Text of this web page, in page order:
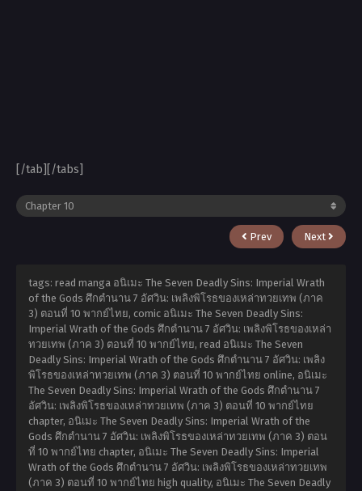
[/tab][/tabs]
Prev Next
tags: read manga อนิเมะ The Seven Deadly Sins: Imperial Wrath
of the Gods ศึกตำนาน 7 อัศวิน: เพลิงพิโรธของเหล่าทวยเทพ (ภาค
3) ตอนที่ 10 พากย์ไทย, comic อนิเมะ The Seven Deadly Sins:
Imperial Wrath of the Gods ศึกตำนาน 7 อัศวิน: เพลิงพิโรธของเหล่า
ทวยเทพ (ภาค 3) ตอนที่ 10 พากย์ไทย, read อนิเมะ The Seven
Deadly Sins: Imperial Wrath of the Gods ศึกตำนาน 7 อัศวิน: เพลิง
พิโรธของเหล่าทวยเทพ (ภาค 3) ตอนที่ 10 พากย์ไทย online, อนิเมะ
The Seven Deadly Sins: Imperial Wrath of the Gods ศึกตำนาน 7
อัศวิน: เพลิงพิโรธของเหล่าทวยเทพ (ภาค 3) ตอนที่ 10 พากย์ไทย
chapter, อนิเมะ The Seven Deadly Sins: Imperial Wrath of the
Gods ศึกตำนาน 7 อัศวิน: เพลิงพิโรธของเหล่าทวยเทพ (ภาค 3) ตอน
ที่ 10 พากย์ไทย chapter, อนิเมะ The Seven Deadly Sins: Imperial
Wrath of the Gods ศึกตำนาน 7 อัศวิน: เพลิงพิโรธของเหล่าทวยเทพ
(ภาค 3) ตอนที่ 10 พากย์ไทย high quality, อนิเมะ The Seven Deadly